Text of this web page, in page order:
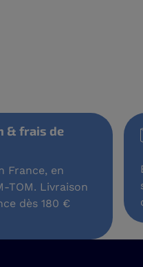
& frais de
France, en
TOM. Livraison
dès 180 €